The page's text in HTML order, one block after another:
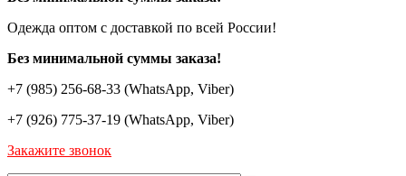
Одежда оптом c доставкой по всей России!
Без минимальной суммы заказа!
+7 (985) 256-68-33 (WhatsApp, Viber)
+7 (926) 775-37-19 (WhatsApp, Viber)
Закажите звонок